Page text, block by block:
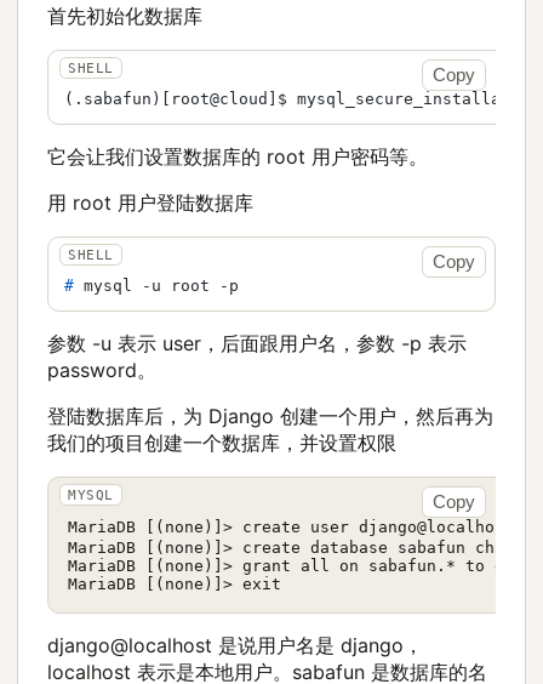
首先初始化数据库
Copy
它会让我们设置数据库的 root 用户密码等。
用 root 用户登陆数据库
# mysql -u root -p
Copy
参数 -u 表示 user，后面跟用户名，参数 -p 表示
password。
登陆数据库后，为 Django 创建一个用户，然后再为
我们的项目创建一个数据库，并设置权限
MariaDB [(none)]> create user
MariaDB [(none)]> create database sabafun
MariaDB [(none)]> grant all on sabafun.* to
Copy
django@localhost 是说用户名是 django，
localhost 表示是本地用户。sabafun 是数据库的名